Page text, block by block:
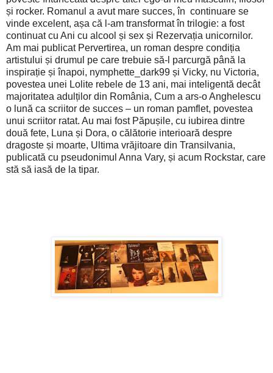
și rocker. Romanul a avut mare succes, în continuare se
vinde excelent, așa că l-am transformat în trilogie: a fost
continuat cu Ani cu alcool și sex și Rezervația unicornilor.
Am mai publicat Pervertirea, un roman despre condiția
artistului și drumul pe care trebuie să-l parcurgă până la
inspirație și înapoi, nymphette_dark99 și Vicky, nu Victoria,
povestea unei Lolite rebele de 13 ani, mai inteligentă decât
majoritatea adulților din România, Cum a ars-o Anghelescu
o lună ca scriitor de succes – un roman pamflet, povestea
unui scriitor ratat. Au mai fost Păpușile, cu iubirea dintre
două fete, Luna și Dora, o călătorie interioară despre
dragoste și moarte, Ultima vrăjitoare din Transilvania,
publicată cu pseudonimul Anna Vary, și acum Rockstar, care
stă să iasă de la tipar.